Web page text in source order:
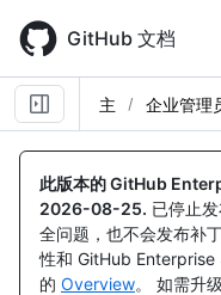
main
content
GitHub 文档
主 企业管理
此版本的 GitHub
2026-08-25. 已停止
全问题，也不会发布补
性和 GitHub Enterprise
的 Overview。 如需升